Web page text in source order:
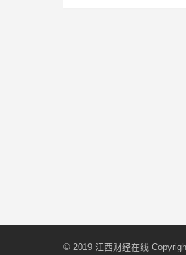
© 2019 江西财经在线